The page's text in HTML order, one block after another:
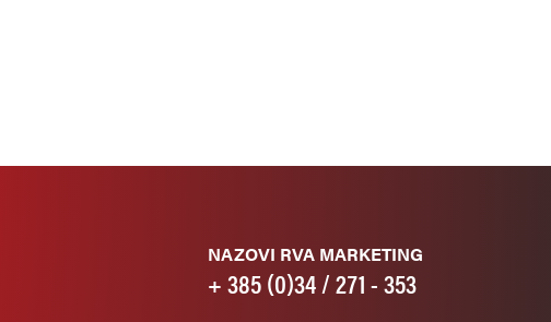
NAZOVI RVA MARKETING
+ 385 (0)34 / 271 - 353